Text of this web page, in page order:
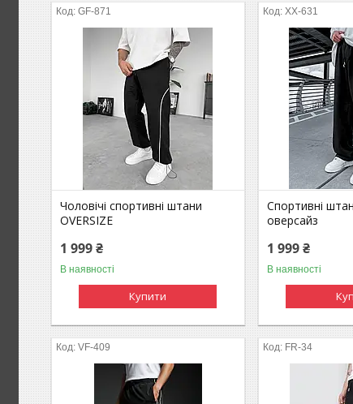
GF-871
Чоловічі спортивні штани
OVERSIZE
1 999 ₴
В наявності
Купити
XX-631
Спортивні
оверсайз
1 999 ₴
В наявності
VF-409 FR-34